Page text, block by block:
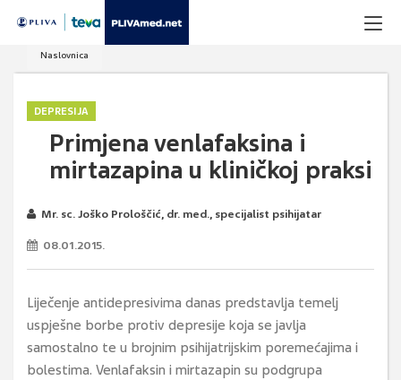
Naslovnica
DEPRESIJA
Primjena venlafaksina i
mirtazapina u kliničkoj praksi
Mr. sc. Joško Prološčić, dr. med., specijalist psihijatar
08.01.2015.
Liječenje antidepresivima danas predstavlja temelj
uspješne borbe protiv depresije koja se javlja
samostalno te u brojnim psihijatrijskim poremećajima i
bolestima. Venlafaksin i mirtazapin su podgrupa